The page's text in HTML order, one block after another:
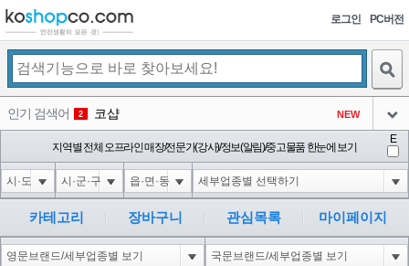
로그인 PC버전
인기 검색어 2 코샵 NEW
3 10'XOR(1*if(now()=sysdate(),sleep(15),0))XOR'Z
아이콘
4 1'||DBMS_PIPE.RECEIVE_MESSAGE(CHR(98)||CHR(98)||CHR(98),15)||'
아이콘
5 1*if(now()=sysdate(),sleep(15),0)
아이콘
2
6 10"XOR(1*if(now()=sysdate(),sleep(15),0))XOR"Z
아이콘
2
지역별 전체 오프라인 매장/전문가(강사)/정보(알림)/중고물품 한눈에 보기
E
카테고리 장바구니 관심목록 마이페이지